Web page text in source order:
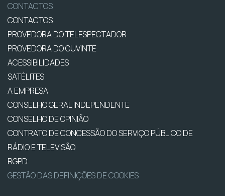
CONTACTOS
CONTACTOS
PROVEDORA DO TELESPECTADOR
PROVEDORA DO OUVINTE
ACESSIBILIDADES
SATÉLITES
A EMPRESA
CONSELHO GERAL INDEPENDENTE
CONSELHO DE OPINIÃO
CONTRATO DE CONCESSÃO DO SERVIÇO PÚBLICO DE
RÁDIO E TELEVISÃO
RGPD
GESTÃO DAS DEFINIÇÕES DE COOKIES